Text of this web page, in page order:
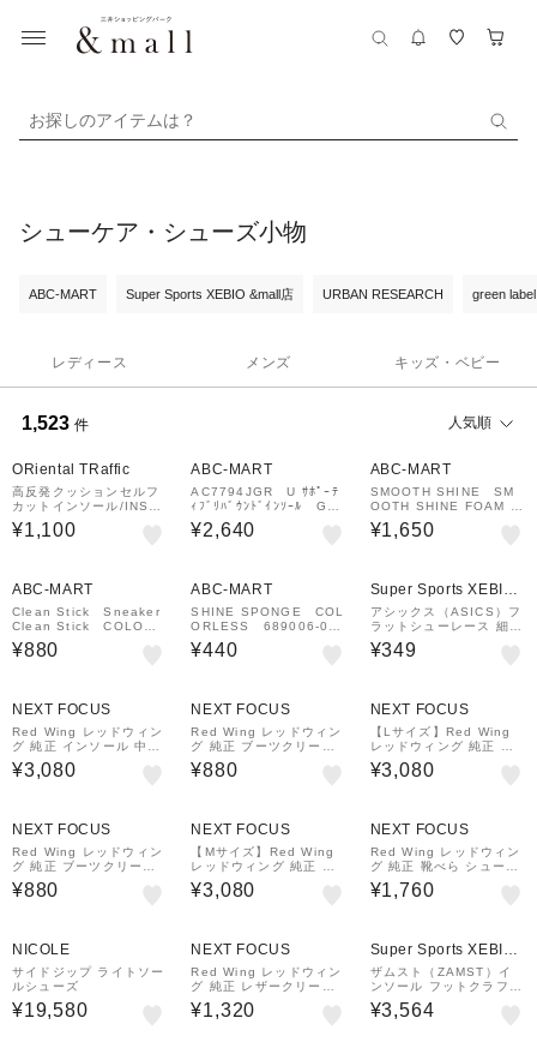
お探しのアイテムは？
シューケア・シューズ小物
ABC-MART Super Sports XEBIO &mall店 URBAN RESEARCH green
レディース メンズ キッズ・ベビー
1,523 件 人気順
ORiental TRaffic
高反発クッションセルフ
カットインソール/INSO
LE(02)
¥1,100
ABC-MART
AC7794JGR U ｻﾎﾟｰﾃ
ｨﾌﾞﾘﾊﾞｳﾝﾄﾞｲﾝｿｰﾙ GR
718718-0001
¥2,640
ABC-MART
SMOOTH SHINE SM
OOTH SHINE FOAM T
YPE COLORLESS 7
04201-0001
¥1,650
ABC-MART
Clean Stick Sneaker
Clean Stick COLORL
ESS 632211-0001
¥880
ABC-MART
SHINE SPONGE COL
ORLESS 689006-00
01
¥440
Super Sports XEBIO
&mall店
アシックス（ASICS）フ
ラットシューレース 細タ
イプ TXX116.90 靴ひも
黒 ブラック
¥349
NEXT FOCUS
Red Wing レッドウィン
グ 純正 インソール 中敷
き レッドベッド フット
ベッド 96388
¥3,080
NEXT FOCUS
Red Wing レッドウィン
グ 純正 ブーツクリーム
97113 バーガンディー
¥880
NEXT FOCUS
【Lサイズ】Red Wing
レッドウィング 純正 イ
ンソール 中敷き コンフ
ォートフォース フットベ
¥3,080
NEXT FOCUS
Red Wing レッドウィン
グ 純正 ブーツクリーム
97112 ブラウン
¥880
NEXT FOCUS
【Mサイズ】Red Wing
レッドウィング 純正 イ
ンソール 中敷き コンフ
ォートフォース フットベ
¥3,080
NEXT FOCUS
Red Wing レッドウィン
グ 純正 靴べら シューホ
ーン 95186 ブラッシュ
ドニッケル
¥1,760
NICOLE
サイドジップ ライトソー
ルシューズ
¥19,580
NEXT FOCUS
Red Wing レッドウィン
グ 純正 レザークリーム
97095
¥1,320
Super Sports XEBIO
&mall店
ザムスト（ZAMST）イ
ンソール フットクラフト
スタンダード MID 高機
能中敷き
¥3,564